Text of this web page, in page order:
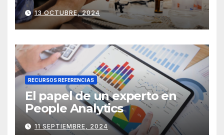
Herramientas y Equipos
Imprescindibles
13 OCTUBRE, 2024
RECURSOS REFERENCIAS
El papel de un experto en
People Analytics
11 SEPTIEMBRE, 2024